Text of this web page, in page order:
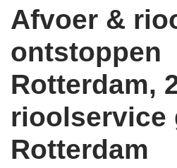
Afvoer &
ontstoppen
Rotterdam,
rioolservice
Rotterdam